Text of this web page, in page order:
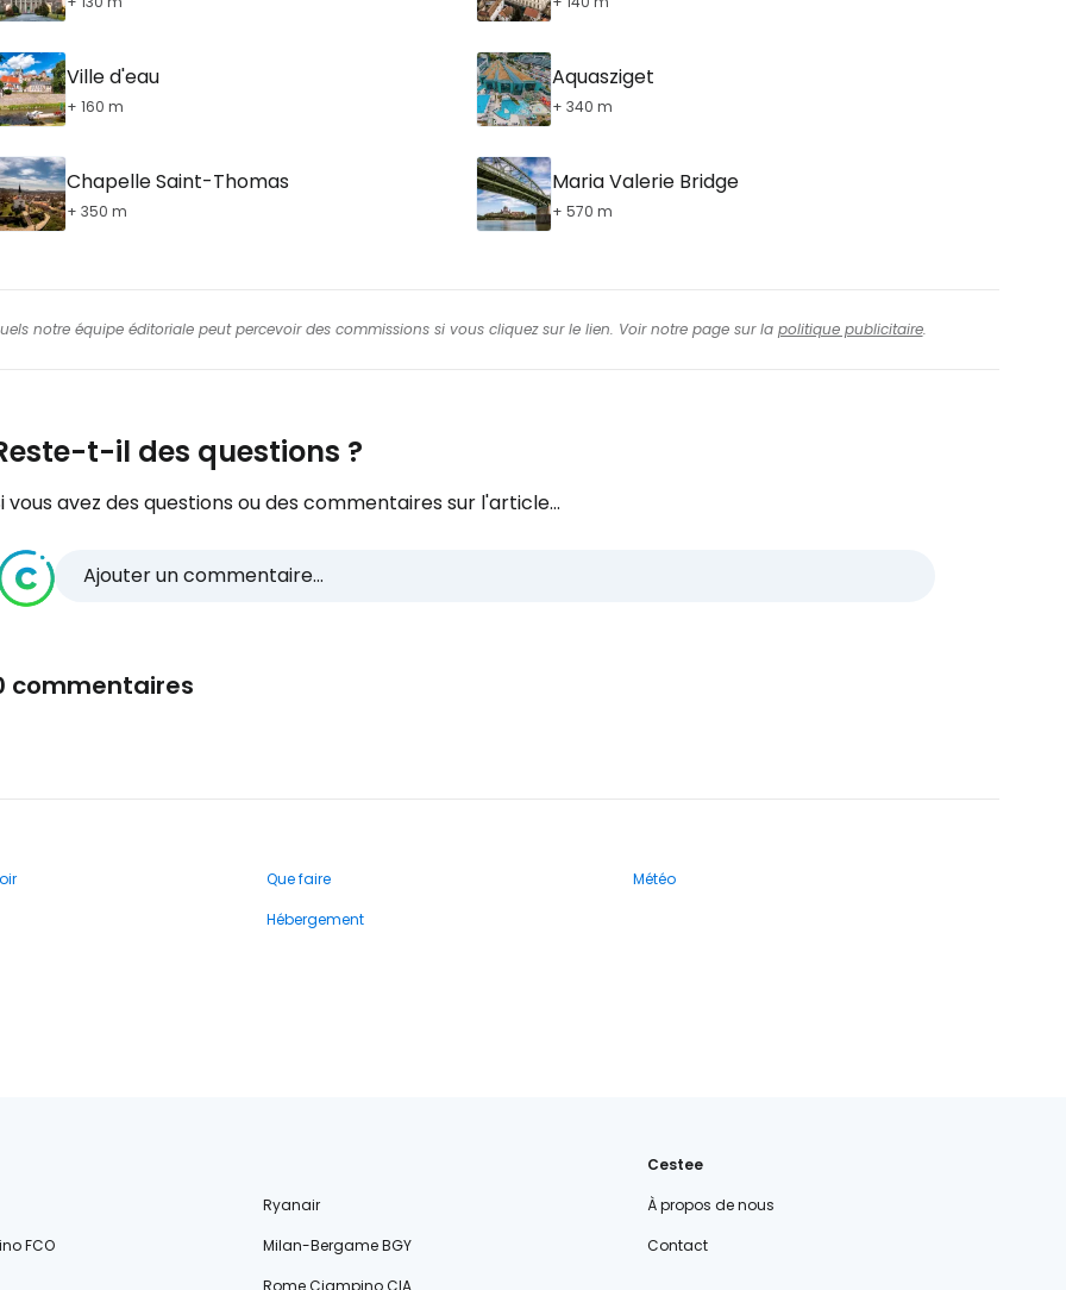
Ville d'eau
+ 160 m
Aquasziget
+ 340 m
Chapelle Saint-Thomas
+ 350 m
Maria Valerie Bridge
+ 570 m
notre équipe éditoriale peut percevoir des commissions si vous cliquez sur le lien. Voir notre page sur la politique publicitaire.
t-il des questions ?
vous avez des questions ou des commentaires sur l'article...
Ajouter un commentaire...
commentaires
Que faire
Météo
Hébergement
Ryanair
FCO
Milan-Bergame BGY
Rome Ciampino CIA
Cestee
À propos de nous
Contact